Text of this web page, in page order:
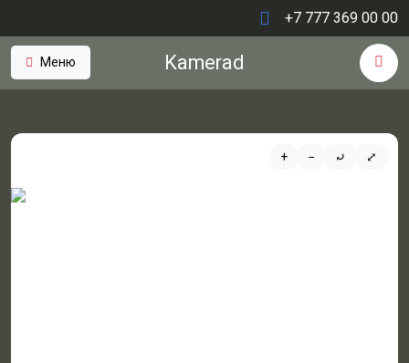
+7 777 369 00 00
Меню Kamerad
+ − ⤾ ⤢